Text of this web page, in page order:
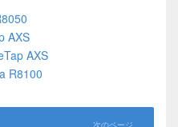
AXS
AXS
R8100